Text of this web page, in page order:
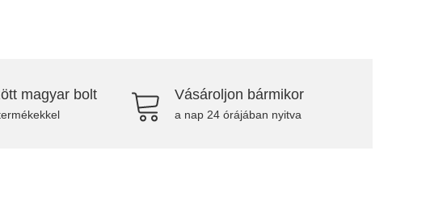
magyar bolt Vásároljon bármikor
a nap 24 órájában nyitva